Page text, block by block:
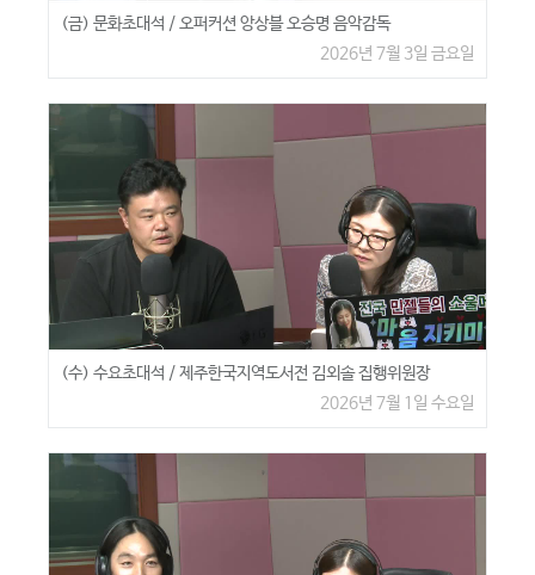
(금) 문화초대석 / 오퍼커션 앙상블 오승명 음악감독
2026년 7월 3일 금요일
(수) 수요초대석 / 제주한국지역도서전 김외솔 집행위원장
2026년 7월 1일 수요일